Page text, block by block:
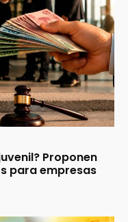
Proponen
para empresas